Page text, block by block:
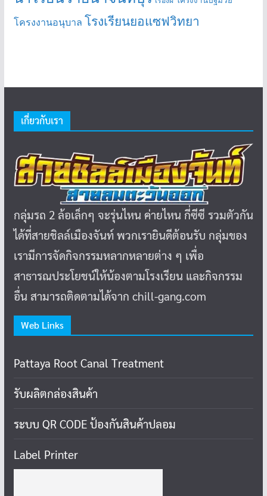
โครงงานอนุบาล โรงเรียนยอแซฟวิทยา
เกี่ยวกับเรา
กลุ่มรถ 2 ล้อเล็กๆ จะรุ่นไหน ค่ายไหน กี่ซีซี รวมตัวกัน
ได้ที่สายชิลล์เมืองจันท์ พวกเรายินดีต้อนรับ กลุ่มของ
เรามีการจัดกิจกรรมหลากหลายต่าง ๆ เพื่อ
สาธารณประโยชน์ให้น้องตามโรงเรียน และกิจกรรม
อื่น สามารถติดตามได้จาก chill-gang.com
Web Links
Pattaya Root Canal Treatment
รับผลิตกล่องสินค้า
ระบบ QR CODE ป้องกันสินค้าปลอม
Label Printer